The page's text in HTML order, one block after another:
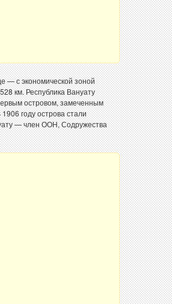
— с экономической зоной
км. Республика Вануату
островом, замеченным
году острова стали
— член ООН, Содружества